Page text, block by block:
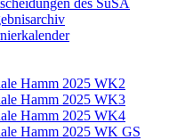
des SuSA
Hamm 2025 WK2
Hamm 2025 WK3
Hamm 2025 WK4
Hamm 2025 WK GS